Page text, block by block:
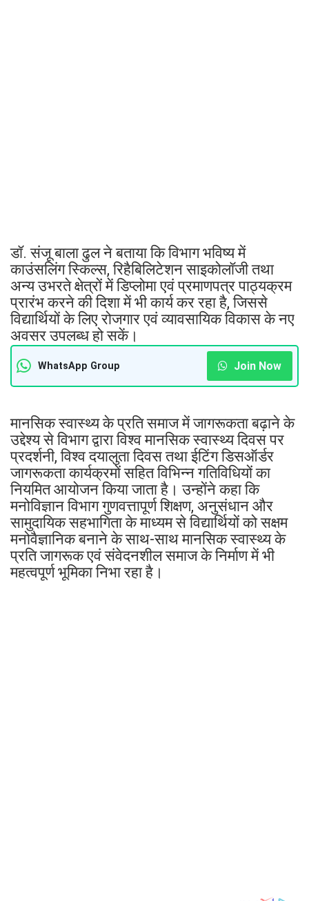
डॉ. संजू बाला ढुल ने बताया कि विभाग भविष्य में
काउंसलिंग स्किल्स, रिहैबिलिटेशन साइकोलॉजी तथा
अन्य उभरते क्षेत्रों में डिप्लोमा एवं प्रमाणपत्र पाठ्यक्रम
प्रारंभ करने की दिशा में भी कार्य कर रहा है, जिससे
विद्यार्थियों के लिए रोजगार एवं व्यावसायिक विकास के नए
अवसर उपलब्ध हो सकें।
WhatsApp Group Join Now
मानसिक स्वास्थ्य के प्रति समाज में जागरूकता बढ़ाने के
उद्देश्य से विभाग द्वारा विश्व मानसिक स्वास्थ्य दिवस पर
प्रदर्शनी, विश्व दयालुता दिवस तथा ईटिंग डिसऑर्डर
जागरूकता कार्यक्रमों सहित विभिन्न गतिविधियों का
नियमित आयोजन किया जाता है। उन्होंने कहा कि
मनोविज्ञान विभाग गुणवत्तापूर्ण शिक्षण, अनुसंधान और
सामुदायिक सहभागिता के माध्यम से विद्यार्थियों को सक्षम
मनोवैज्ञानिक बनाने के साथ-साथ मानसिक स्वास्थ्य के
प्रति जागरूक एवं संवेदनशील समाज के निर्माण में भी
महत्वपूर्ण भूमिका निभा रहा है।